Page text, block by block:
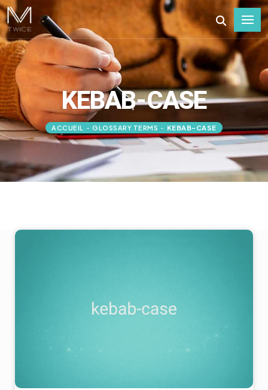
KEBAB-CASE
ACCUEIL - GLOSSARY TERMS - KEBAB-CASE